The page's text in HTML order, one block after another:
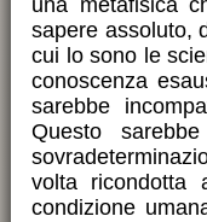
una metafisica
sapere assoluto,
cui lo sono le
conoscenza
sarebbe
Questo
volta ricondotta
condizione